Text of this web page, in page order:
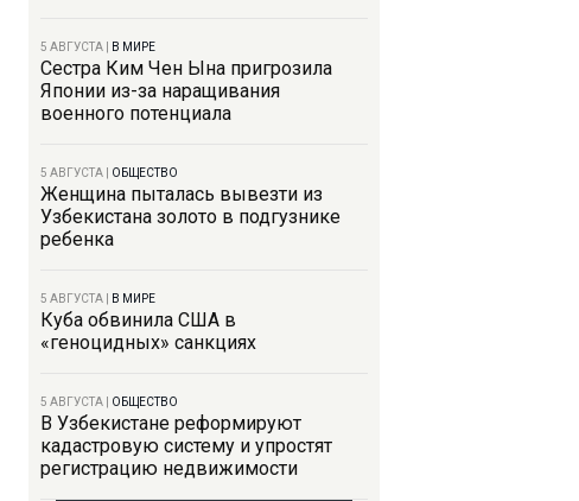
5 АВГУСТА В МИРЕ
Сестра Ким Чен Ына пригрозила
Японии из-за наращивания
военного потенциала
5 АВГУСТА ОБЩЕСТВО
Женщина пыталась вывезти из
Узбекистана золото в подгузнике
ребенка
5 АВГУСТА В МИРЕ
Куба обвинила США в
«геноцидных» санкциях
5 АВГУСТА ОБЩЕСТВО
В Узбекистане реформируют
кадастровую систему и упростят
регистрацию недвижимости